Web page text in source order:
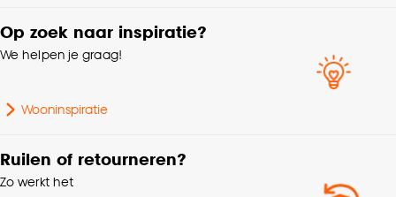
Op zoek naar inspiratie?
We helpen je graag!
Wooninspiratie
Ruilen of retourneren?
Zo werkt het